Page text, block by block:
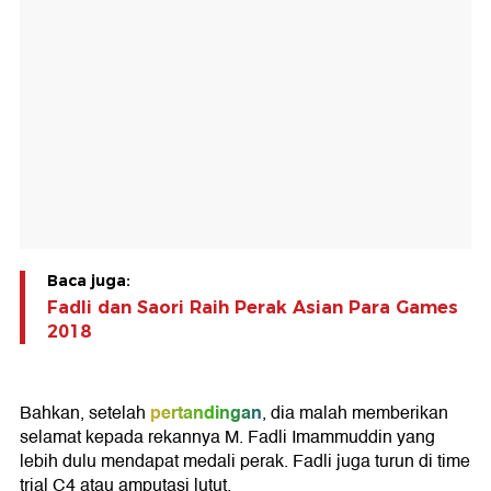
Baca juga:
Fadli dan Saori Raih Perak Asian Para Games
2018
Bahkan, setelah pertandingan, dia malah memberikan
selamat kepada rekannya M. Fadli Imammuddin yang
lebih dulu mendapat medali perak. Fadli juga turun di time